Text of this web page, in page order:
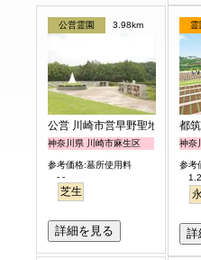
公営霊園 3.98km
公営 川崎市営早野聖地公園
神奈川県 川崎市麻生区
参考価格:墓所使用料
- -
芝生
詳細を見る
霊
都
神奈
参考
詳